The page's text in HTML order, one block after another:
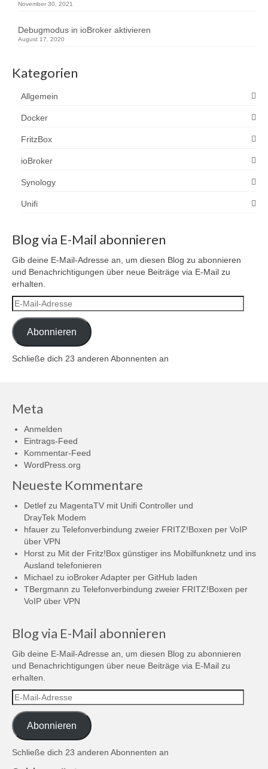
November 30, 2021
Debugmodus in ioBroker aktivieren
August 17, 2020
Kategorien
Allgemein
Docker
FritzBox
ioBroker
Synology
Unifi
Blog via E-Mail abonnieren
Gib deine E-Mail-Adresse an, um diesen Blog zu abonnieren
und Benachrichtigungen über neue Beiträge via E-Mail zu
erhalten.
E-
Mail-
Adresse
Abonnieren
Schließe dich 23 anderen Abonnenten an
Meta
Anmelden
Eintrags-Feed
Kommentar-Feed
WordPress.org
Neueste Kommentare
Detlef zu MagentaTV mit Unifi Controller und
DrayTek Modem
hfauer zu Telefonverbindung zweier FRITZ!Boxen per VoIP
über VPN
Horst zu Mit der Fritz!Box günstiger ins Mobilfunknetz und ins
Ausland telefonieren
Michael zu ioBroker Adapter per GitHub laden
TBergmann zu Telefonverbindung zweier FRITZ!Boxen per
VoIP über VPN
Blog via E-Mail abonnieren
Gib deine E-Mail-Adresse an, um diesen Blog zu abonnieren
und Benachrichtigungen über neue Beiträge via E-Mail zu
erhalten.
E-
Mail-
Adresse
Abonnieren
Schließe dich 23 anderen Abonnenten an